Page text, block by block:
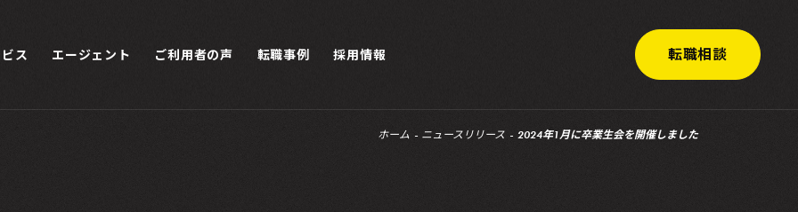
ス エージェント ご利用者の声 転職事例 採用情報 転職相談
ホーム ニュースリリース 2024年1月に卒業生会を開催しました